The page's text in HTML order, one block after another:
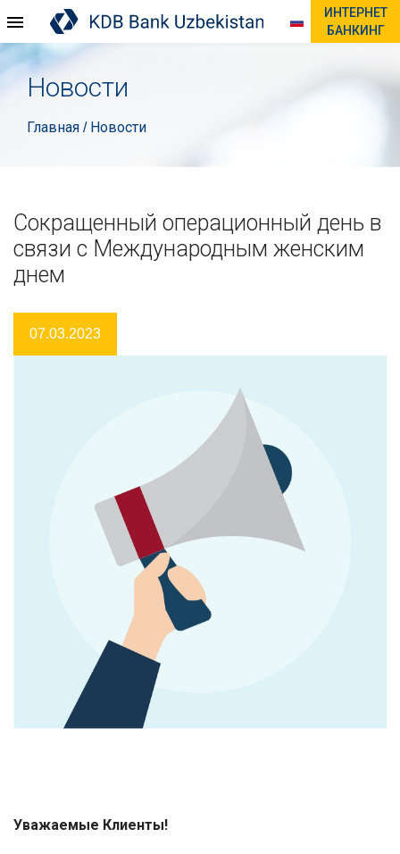
ИНТЕРНЕТ
БАНКИНГ
Новости
Главная / Новости
Сокращенный операционный день в
связи с Международным женским
днем
07.03.2023
Уважаемые Клиенты!